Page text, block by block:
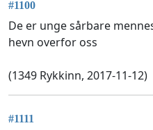
#1100
De er unge sårbare
hevn overfor oss
(1349 Rykkinn, 2017-11-12)
#1111